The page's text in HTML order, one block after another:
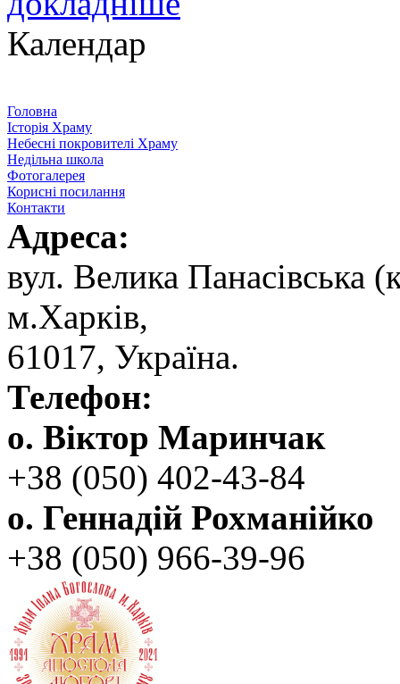
Календар
Головна
Історія Храму
Небесні покровителі Храму
Недільна школа
Фотогалерея
Корисні посилання
Контакти
Адреса:
вул. ‬Велика Панасівська
‬м.Харків,
‬61017, ‬Україна.‎
Телефон:
о. Віктор Маринчак
+38 (050)‭ 402-43-84
о. Геннадій Рохманійко
+38 (050)‭ ‬966-39-96